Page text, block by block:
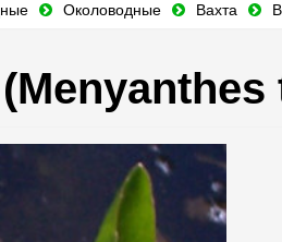
Околоводные Вахта